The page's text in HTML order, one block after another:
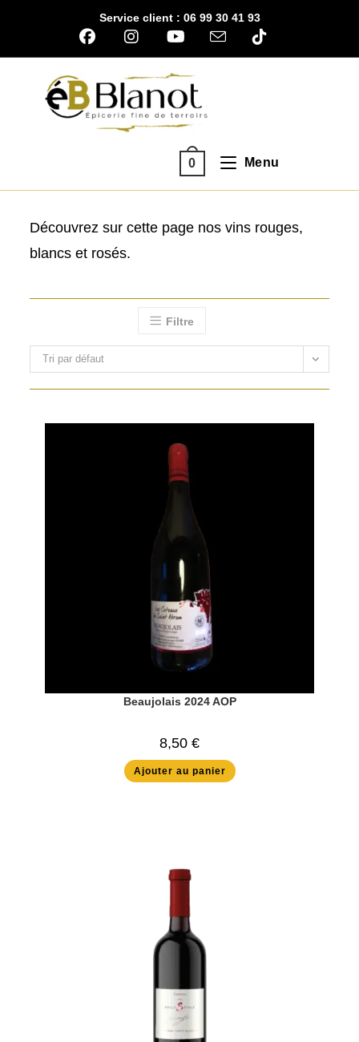
Service client : 06 99 30 41 93
0 Menu
Découvrez sur cette page nos vins rouges,
blancs et rosés.
Filtre
Tri par défaut
Beaujolais 2024 AOP
8,50 €
Ajouter au panier